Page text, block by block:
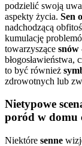
podzielić swoją
aspekty życia. Sen
nadchodzącą
kumulację
towarzyszące snów
błogosławieństwa,
to być również
zdrowotnych lub
Nietypowe
poród w domu
Niektóre senne